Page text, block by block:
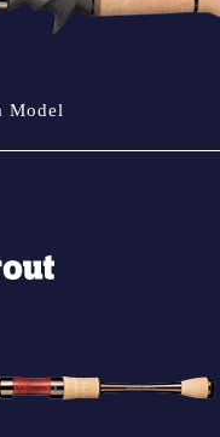
Model